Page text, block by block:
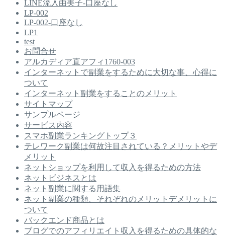
LINE流入由美子-口座なし
LP-002
LP-002-口座なし
LP1
test
お問合せ
アルカディア直アフィ1760-003
インターネットで副業をするために大切な事、心得に
ついて
インターネット副業をすることのメリット
サイトマップ
サンプルページ
サービス内容
スマホ副業ランキングトップ３
テレワーク副業は何故注目されている？メリットやデ
メリット
ネットショップを利用して収入を得るための方法
ネットビジネスとは
ネット副業に関する用語集
ネット副業の種類、それぞれのメリットデメリットに
ついて
バックエンド商品とは
ブログでのアフィリエイト収入を得るための具体的な